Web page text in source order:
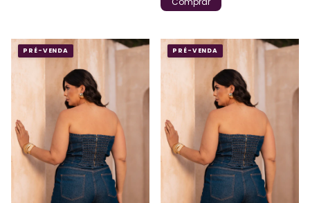
PRÉ-VENDA PRÉ-VENDA